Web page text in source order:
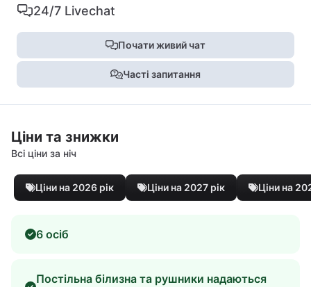
24/7 Livechat
Почати живий чат
Часті запитання
Ціни та знижки
Всі ціни за ніч
Ціни на 2026 рік Ціни на 2027 рік Ціни на
6 осіб
Постільна білизна та рушники надаються